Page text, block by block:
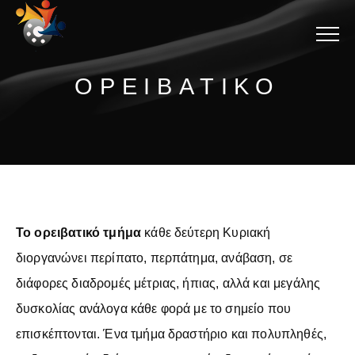
ΟΡΕΙΒΑΤΙΚΟ
Το ορειβατικό τμήμα κάθε δεύτερη Κυριακή
διοργανώνει περίπατο, περπάτημα, ανάβαση, σε
διάφορες διαδρομές μέτριας, ήπιας, αλλά και μεγάλης
δυσκολίας ανάλογα κάθε φορά με το σημείο που
επισκέπτονται. Ένα τμήμα δραστήριο και πολυπληθές,